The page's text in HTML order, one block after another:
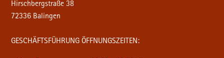
Hirschbergstraße 38
72336 Balingen
GESCHÄFTSFÜHRUNG ÖFFNUNGSZEITEN: